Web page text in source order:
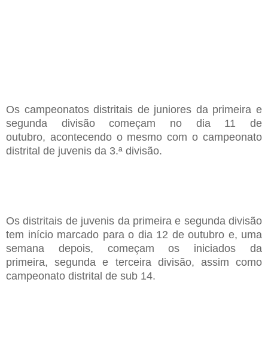
Os campeonatos distritais de juniores da primeira e
segunda divisão começam no dia 11 de
outubro, acontecendo o mesmo com o campeonato
distrital de juvenis da 3.ª divisão.
Osdistritais de juvenis da primeira e segunda divisão
tem início marcado para o dia 12 de outubro e, uma
semana depois, começam os iniciados da
primeira, segunda e terceira divisão, assim como
campeonato distrital de sub 14.